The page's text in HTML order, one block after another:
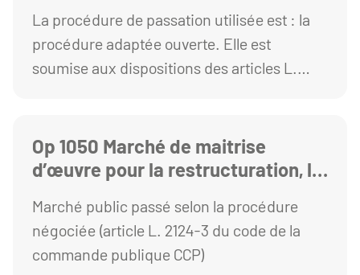
des études préalables
d’amélioration des performances
énergétiques du pôle chimie
La procédure de passation utilisée est : la
procédure adaptée ouverte. Elle est
soumise aux dispositions des articles L.
Op 1050 Marché de maitrise
d’œuvre pour la restructuration, la
aux normes réglementaires de la
station universitaire de Besse et la
remise en service de la
Marché public passé selon la procédure
négociée (article L. 2124-3 du code de la
commande publique CCP)